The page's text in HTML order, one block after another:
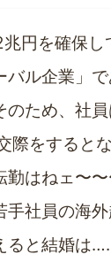
円を確保
ル企業」
ため、社
際をすると
はねェ〜
社員の海
ると結婚は